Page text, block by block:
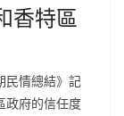
香特區
民情總結》記
政府的信任度